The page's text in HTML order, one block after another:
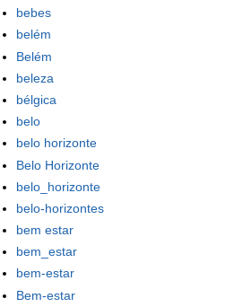
bebes
belém
Belém
beleza
bélgica
belo
belo horizonte
Belo Horizonte
belo_horizonte
belo-horizontes
bem estar
bem_estar
bem-estar
Bem-estar